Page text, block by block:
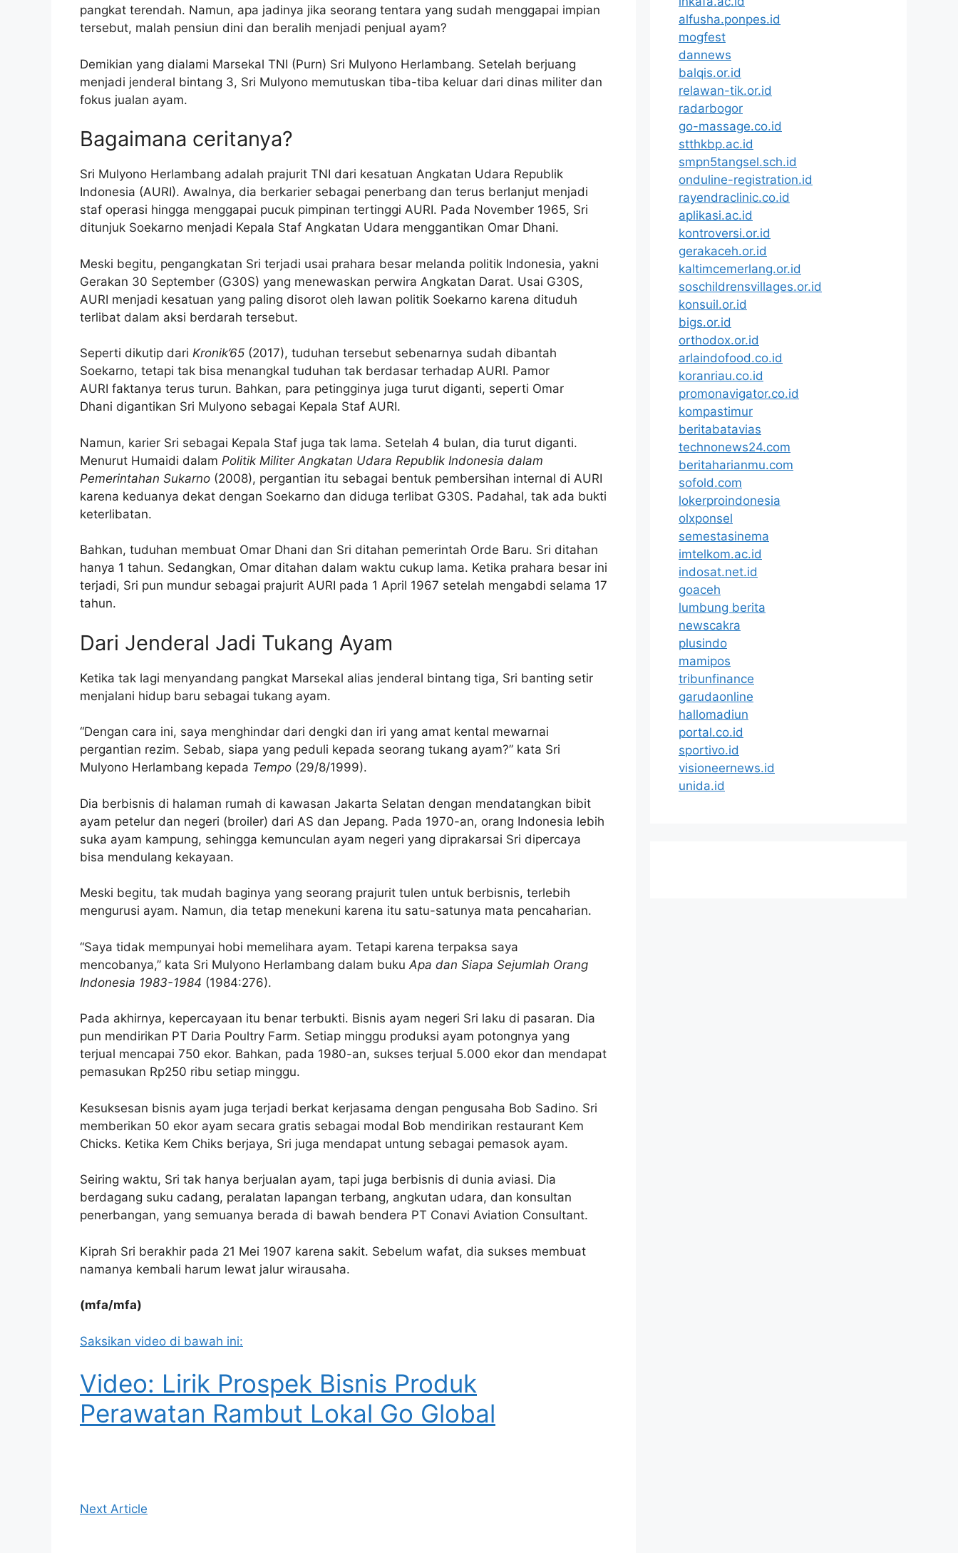
pangkat terendah. Namun, apa jadinya jika seorang tentara yang sudah menggapai impian
tersebut, malah pensiun dini dan beralih menjadi penjual ayam?
Demikian yang dialami Marsekal TNI (Purn) Sri Mulyono Herlambang. Setelah berjuang
menjadi jenderal bintang 3, Sri Mulyono memutuskan tiba-tiba keluar dari dinas militer dan
fokus jualan ayam.
Bagaimana ceritanya?
Sri Mulyono Herlambang adalah prajurit TNI dari kesatuan Angkatan Udara Republik
Indonesia (AURI). Awalnya, dia berkarier sebagai penerbang dan terus berlanjut menjadi
staf operasi hingga menggapai pucuk pimpinan tertinggi AURI. Pada November 1965, Sri
ditunjuk Soekarno menjadi Kepala Staf Angkatan Udara menggantikan Omar Dhani.
Meski begitu, pengangkatan Sri terjadi usai prahara besar melanda politik Indonesia, yakni
Gerakan 30 September (G30S) yang menewaskan perwira Angkatan Darat. Usai G30S,
AURI menjadi kesatuan yang paling disorot oleh lawan politik Soekarno karena dituduh
terlibat dalam aksi berdarah tersebut.
Seperti dikutip dari Kronik’65 (2017), tuduhan tersebut sebenarnya sudah dibantah
Soekarno, tetapi tak bisa menangkal tuduhan tak berdasar terhadap AURI. Pamor
AURI faktanya terus turun. Bahkan, para petingginya juga turut diganti, seperti Omar
Dhani digantikan Sri Mulyono sebagai Kepala Staf AURI.
Namun, karier Sri sebagai Kepala Staf juga tak lama. Setelah 4 bulan, dia turut diganti.
Menurut Humaidi dalam Politik Militer Angkatan Udara Republik Indonesia dalam
Pemerintahan Sukarno (2008), pergantian itu sebagai bentuk pembersihan internal di AURI
karena keduanya dekat dengan Soekarno dan diduga terlibat G30S. Padahal, tak ada bukti
keterlibatan.
Bahkan, tuduhan membuat Omar Dhani dan Sri ditahan pemerintah Orde Baru. Sri ditahan
hanya 1 tahun. Sedangkan, Omar ditahan dalam waktu cukup lama. Ketika prahara besar ini
terjadi, Sri pun mundur sebagai prajurit AURI pada 1 April 1967 setelah mengabdi selama 17
tahun.
Dari Jenderal Jadi Tukang Ayam
Ketika tak lagi menyandang pangkat Marsekal alias jenderal bintang tiga, Sri banting setir
menjalani hidup baru sebagai tukang ayam.
“Dengan cara ini, saya menghindar dari dengki dan iri yang amat kental mewarnai
pergantian rezim. Sebab, siapa yang peduli kepada seorang tukang ayam?” kata Sri
Mulyono Herlambang kepada Tempo (29/8/1999).
Dia berbisnis di halaman rumah di kawasan Jakarta Selatan dengan mendatangkan bibit
ayam petelur dan negeri (broiler) dari AS dan Jepang. Pada 1970-an, orang Indonesia lebih
suka ayam kampung, sehingga kemunculan ayam negeri yang diprakarsai Sri dipercaya
bisa mendulang kekayaan.
Meski begitu, tak mudah baginya yang seorang prajurit tulen untuk berbisnis, terlebih
mengurusi ayam. Namun, dia tetap menekuni karena itu satu-satunya mata pencaharian.
“Saya tidak mempunyai hobi memelihara ayam. Tetapi karena terpaksa saya
mencobanya,” kata Sri Mulyono Herlambang dalam buku Apa dan Siapa Sejumlah Orang
Indonesia 1983-1984 (1984:276).
Pada akhirnya, kepercayaan itu benar terbukti. Bisnis ayam negeri Sri laku di pasaran. Dia
pun mendirikan PT Daria Poultry Farm. Setiap minggu produksi ayam potongnya yang
terjual mencapai 750 ekor. Bahkan, pada 1980-an, sukses terjual 5.000 ekor dan mendapat
pemasukan Rp250 ribu setiap minggu.
Kesuksesan bisnis ayam juga terjadi berkat kerjasama dengan pengusaha Bob Sadino. Sri
memberikan 50 ekor ayam secara gratis sebagai modal Bob mendirikan restaurant Kem
Chicks. Ketika Kem Chiks berjaya, Sri juga mendapat untung sebagai pemasok ayam.
Seiring waktu, Sri tak hanya berjualan ayam, tapi juga berbisnis di dunia aviasi. Dia
berdagang suku cadang, peralatan lapangan terbang, angkutan udara, dan konsultan
penerbangan, yang semuanya berada di bawah bendera PT Conavi Aviation Consultant.
Kiprah Sri berakhir pada 21 Mei 1907 karena sakit. Sebelum wafat, dia sukses membuat
namanya kembali harum lewat jalur wirausaha.
(mfa/mfa)
Saksikan video di bawah ini:
Video: Lirik Prospek Bisnis Produk
Perawatan Rambut Lokal Go Global
Next Article
alfusha.ponpes.id
mogfest
dannews
balqis.or.id
relawan-tik.or.id
radarbogor
go-massage.co.id
stthkbp.ac.id
smpn5tangsel.sch.id
onduline-registration.id
rayendraclinic.co.id
aplikasi.ac.id
kontroversi.or.id
gerakaceh.or.id
kaltimcemerlang.or.id
soschildrensvillages.or.id
konsuil.or.id
bigs.or.id
orthodox.or.id
arlaindofood.co.id
koranriau.co.id
promonavigator.co.id
kompastimur
beritabatavias
technonews24.com
beritaharianmu.com
sofold.com
lokerproindonesia
olxponsel
semestasinema
imtelkom.ac.id
indosat.net.id
goaceh
lumbung berita
newscakra
plusindo
mamipos
tribunfinance
garudaonline
hallomadiun
portal.co.id
sportivo.id
visioneernews.id
unida.id